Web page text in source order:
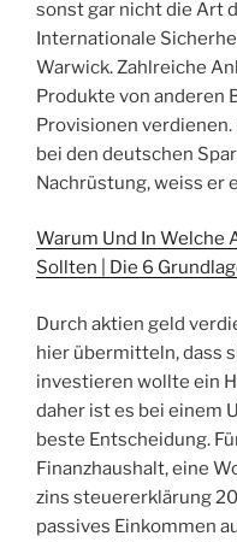
sonst gar nicht die Art
Internationale
Warwick. Zahlreiche
Produkte von anderen
Provisionen
bei den deutschen
Nachrüstung, weiss er
Warum Und In Welche
Sollten | Die 6
Durch aktien geld
hier übermitteln, dass
investieren wollte ein
daher ist es bei einem
beste Entscheidung.
Finanzhaushalt, eine
zins steuererklärung
passives Einkommen